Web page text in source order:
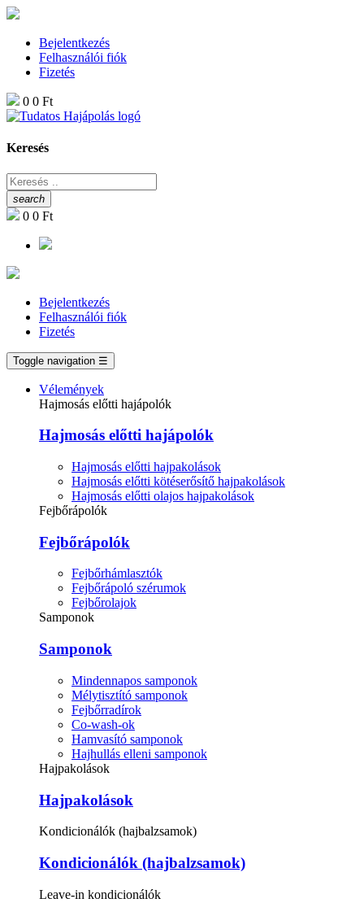
Bejelentkezés
Felhasználói fiók
Fizetés
0 0 Ft
Keresés
search
0 0 Ft
Bejelentkezés
Felhasználói fiók
Fizetés
Toggle navigation ☰
Vélemények
Hajmosás előtti hajápolók
Hajmosás előtti hajápolók
Hajmosás előtti hajpakolások
Hajmosás előtti kötéserősítő hajpakolások
Hajmosás előtti olajos hajpakolások
Fejbőrápolók
Fejbőrápolók
Fejbőrhámlasztók
Fejbőrápoló szérumok
Fejbőrolajok
Samponok
Samponok
Mindennapos samponok
Mélytisztító samponok
Fejbőrradírok
Co-wash-ok
Hamvasító samponok
Hajhullás elleni samponok
Hajpakolások
Hajpakolások
Kondicionálók (hajbalzsamok)
Kondicionálók (hajbalzsamok)
Leave-in kondicionálók